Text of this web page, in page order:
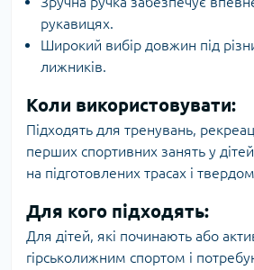
рукавицях.
Широкий вибір довжин під
лижників.
Коли використовувати:
Підходять для тренувань,
перших спортивних занять у
на підготовлених трасах і
Для кого підходять:
Для дітей, які починають або
гірськолижним спортом і